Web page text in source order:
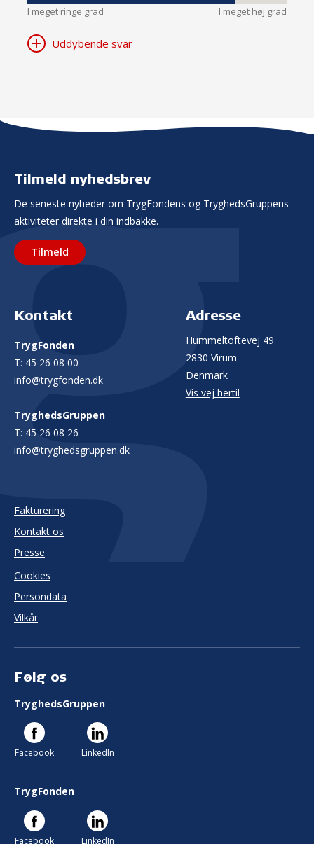
I meget ringe grad I meget høj grad
Uddybende svar
Tilmeld nyhedsbrev
De seneste nyheder om TrygFondens og TryghedsGruppens
aktiviteter direkte i din indbakke.
Tilmeld
Kontakt
TrygFonden
T: 45 26 08 00
info@trygfonden.dk
TryghedsGruppen
T: 45 26 08 26
info@tryghedsgruppen.dk
Adresse
Hummeltoftevej 49
2830 Virum
Denmark
Vis vej hertil
Fakturering
Kontakt os
Presse
Cookies
Persondata
Vilkår
Følg os
TryghedsGruppen
Facebook LinkedIn
TrygFonden
Facebook LinkedIn